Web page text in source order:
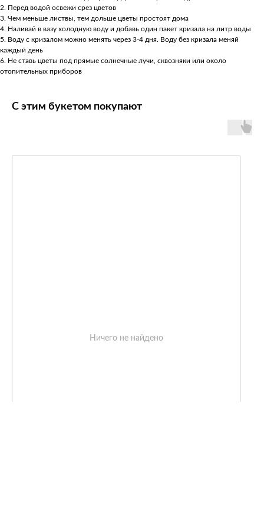
2.⁠ ⁠Перед водой освежи срез цветов
3.⁠ ⁠Чем меньше листвы, тем дольше цветы простоят дома
4.⁠ ⁠Наливай в вазу холодную воду и добавь один пакет кризала на литр воды
5.⁠ ⁠Воду с кризалом можно менять через 3-4 дня. Воду без кризала меняй
каждый день
6.⁠ ⁠Не ставь цветы под прямые солнечные лучи, сквозняки или около
отопительных приборов
С этим букетом покупают
Ничего не найдено